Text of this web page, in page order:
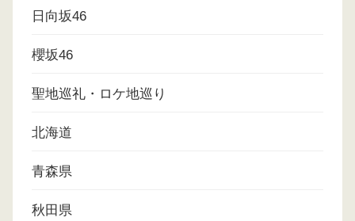
日向坂46
櫻坂46
聖地巡礼・ロケ地巡り
北海道
青森県
秋田県